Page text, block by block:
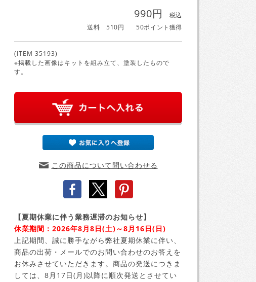
990円
税込
送料 510円
50ポイント獲得
(ITEM 35193)
※掲載した画像はキットを組み立て、塗装したもので
す。
この商品について問い合わせる
【夏期休業に伴う業務遅滞のお知らせ】
休業期間：2026年8月8日(土)～8月16日(日)
上記期間、誠に勝手ながら弊社夏期休業に伴い、
商品の出荷・メールでのお問い合わせのお答えを
お休みさせていただきます。商品の発送につきま
しては、8月17日(月)以降に順次発送とさせてい